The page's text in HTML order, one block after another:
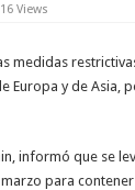
16 Views
medidas
y de Asia,
informó que se
para